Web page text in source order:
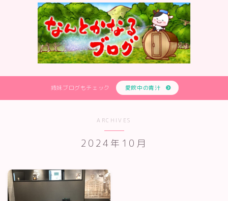
姉妹ブログもチェック 愛飲中の青汁
ARCHIVES
2024年10月